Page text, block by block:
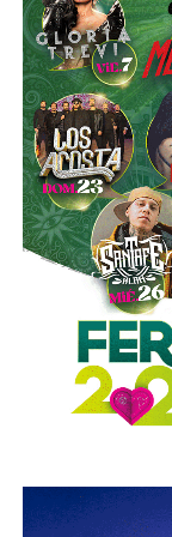
de la compañía,
familiar y una
del voto de la
capital tenga
Emilio
financiero que
dos hombres
mismo tiempo,
dueño